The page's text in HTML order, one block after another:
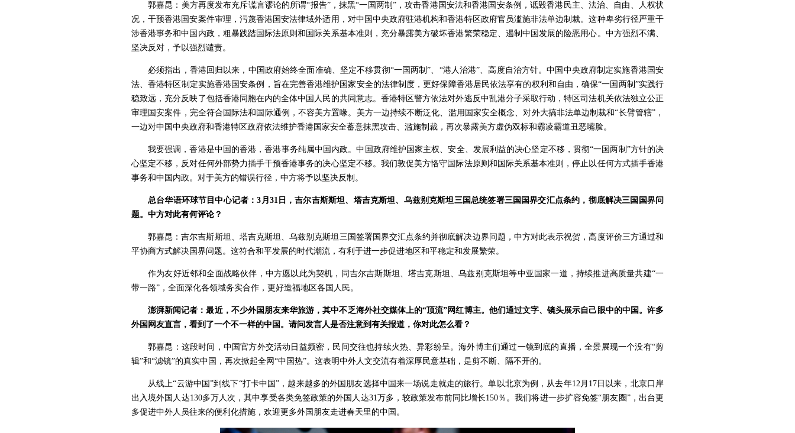
郭嘉昆：美方再度发布充斥谎言谬论的所谓“报告”，抹黑“一国两制”，攻击香港国安法和香港国安条例，诋毁香港民主、法治、自由、人权状
况，干预香港国安案件审理，污蔑香港国安法律域外适用，对中国中央政府驻港机构和香港特区政府官员滥施非法单边制裁。这种卑劣行径严重干
涉香港事务和中国内政，粗暴践踏国际法原则和国际关系基本准则，充分暴露美方破坏香港繁荣稳定、遏制中国发展的险恶用心。中方强烈不满、
坚决反对，予以强烈谴责。
必须指出，香港回归以来，中国政府始终全面准确、坚定不移贯彻“一国两制”、“港人治港”、高度自治方针。中国中央政府制定实施香港国安
法、香港特区制定实施香港国安条例，旨在完善香港维护国家安全的法律制度，更好保障香港居民依法享有的权利和自由，确保“一国两制”实践行
稳致远，充分反映了包括香港同胞在内的全体中国人民的共同意志。香港特区警方依法对外逃反中乱港分子采取行动，特区司法机关依法独立公正
审理国安案件，完全符合国际法和国际通例，不容美方置喙。美方一边持续不断泛化、滥用国家安全概念、对外大搞非法单边制裁和“长臂管辖”，
一边对中国中央政府和香港特区政府依法维护香港国家安全蓄意抹黑攻击、滥施制裁，再次暴露美方虚伪双标和霸凌霸道丑恶嘴脸。
我要强调，香港是中国的香港，香港事务纯属中国内政。中国政府维护国家主权、安全、发展利益的决心坚定不移，贯彻“一国两制”方针的决
心坚定不移，反对任何外部势力插手干预香港事务的决心坚定不移。我们敦促美方恪守国际法原则和国际关系基本准则，停止以任何方式插手香港
事务和中国内政。对于美方的错误行径，中方将予以坚决反制。
总台华语环球节目中心记者：3月31日，吉尔吉斯斯坦、塔吉克斯坦、乌兹别克斯坦三国总统签署三国国界交汇点条约，彻底解决三国国界问
题。中方对此有何评论？
郭嘉昆：吉尔吉斯斯坦、塔吉克斯坦、乌兹别克斯坦三国签署国界交汇点条约并彻底解决边界问题，中方对此表示祝贺，高度评价三方通过和
平协商方式解决国界问题。这符合和平发展的时代潮流，有利于进一步促进地区和平稳定和发展繁荣。
作为友好近邻和全面战略伙伴，中方愿以此为契机，同吉尔吉斯斯坦、塔吉克斯坦、乌兹别克斯坦等中亚国家一道，持续推进高质量共建“一
带一路”，全面深化各领域务实合作，更好造福地区各国人民。
澎湃新闻记者：最近，不少外国朋友来华旅游，其中不乏海外社交媒体上的“顶流”网红博主。他们通过文字、镜头展示自己眼中的中国。许多
外国网友直言，看到了一个不一样的中国。请问发言人是否注意到有关报道，你对此怎么看？
郭嘉昆：这段时间，中国官方外交活动日益频密，民间交往也持续火热、异彩纷呈。海外博主们通过一镜到底的直播，全景展现一个没有“剪
辑”和“滤镜”的真实中国，再次掀起全网“中国热”。这表明中外人文交流有着深厚民意基础，是剪不断、隔不开的。
从线上“云游中国”到线下“打卡中国”，越来越多的外国朋友选择中国来一场说走就走的旅行。单以北京为例，从去年12月17日以来，北京口岸
出入境外国人达130多万人次，其中享受各类免签政策的外国人达31万多，较政策发布前同比增长150％。我们将进一步扩容免签“朋友圈”，出台更
多促进中外人员往来的便利化措施，欢迎更多外国朋友走进春天里的中国。